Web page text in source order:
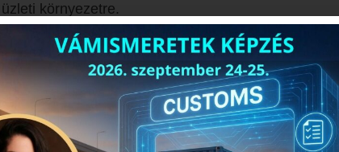
üzleti környezetre.
A képzéssorozat 8 modulból áll, amelyek egymásra
épülve biztosítanak alapos és mélyreható tudást.
A moduláris felépítés lehetővé teszi, hogy a képzések
egyesével is elvégezhetők legyenek, amennyiben az
előző szint már teljesítésre került. Válaszd ki a
számodra legmegfelelőbb modult, vagy végezd el az